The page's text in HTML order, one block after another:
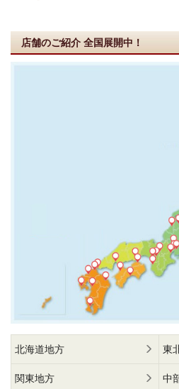
店舗のご紹介 全国展開中！
北海道地方 東
関東地方 中